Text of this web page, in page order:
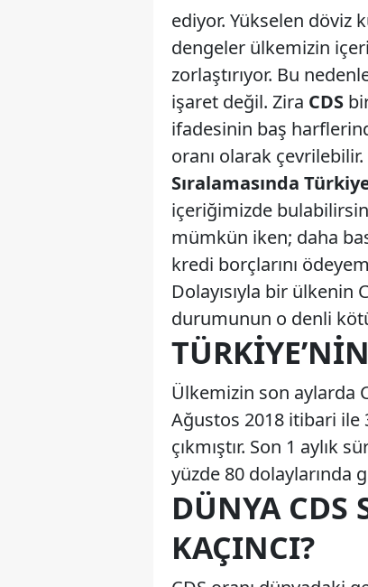
ediyor. Yükselen döviz
dengeler ülkemizin
zorlaştırıyor. Bu
işaret değil. Zira CDS
ifadesinin baş
oranı olarak çevrilebilir.
Sıralamasında
içeriğimizde
mümkün iken; daha
kredi borçlarını
Dolayısıyla bir
durumunun o denli
Ülkemizin son aylarda
Ağustos 2018 itibari ile
çıkmıştır. Son 1 aylık
yüzde 80 dolaylarında
DÜNYA CDS
KAÇINCI?